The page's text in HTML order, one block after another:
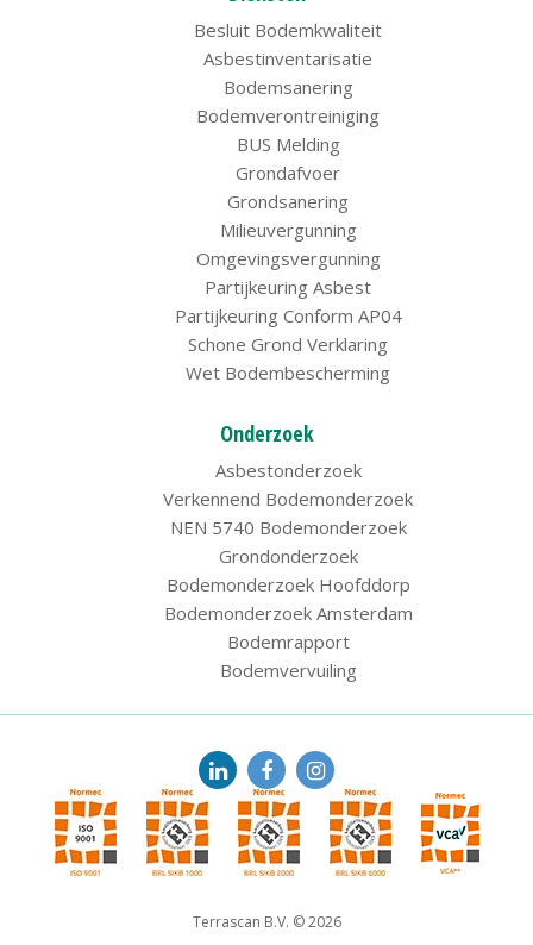
Besluit Bodemkwaliteit
Asbestinventarisatie
Bodemsanering
Bodemverontreiniging
BUS Melding
Grondafvoer
Grondsanering
Milieuvergunning
Omgevingsvergunning
Partijkeuring Asbest
Partijkeuring Conform AP04
Schone Grond Verklaring
Wet Bodembescherming
Onderzoek
Asbestonderzoek
Verkennend Bodemonderzoek
NEN 5740 Bodemonderzoek
Grondonderzoek
Bodemonderzoek Hoofddorp
Bodemonderzoek Amsterdam
Bodemrapport
Bodemvervuiling
Terrascan B.V. © 2026